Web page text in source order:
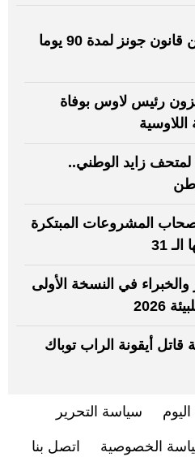
ترامب يمدد الإعفاء من قانون جونز لمدة 90 يوما
رئيس لاوس بوفاة
زايد الوطني..
أصحاب المشروعات المبتكرة
31
في النسخة الأولى
قاتل أيقونة الراب توباك
سياسة التحرير
الخصوصية اتصل بنا